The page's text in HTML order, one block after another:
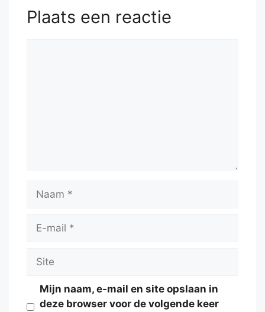
Plaats een reactie
Naam
Site
Mijn naam, e-mail en site opslaan in
deze browser voor de volgende keer